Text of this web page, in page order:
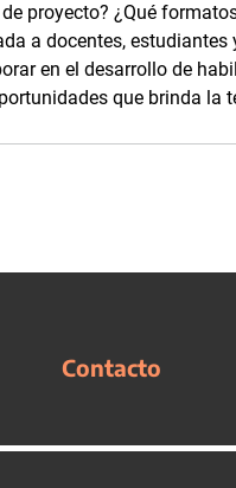
proyecto? ¿Qué
a docentes,
en el desarrollo de
que brinda la
Contacto